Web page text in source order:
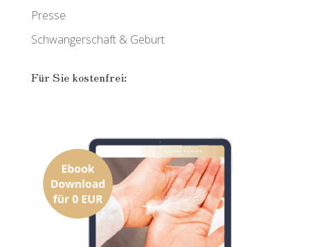
Presse
Schwangerschaft & Geburt
Für Sie kostenfrei: